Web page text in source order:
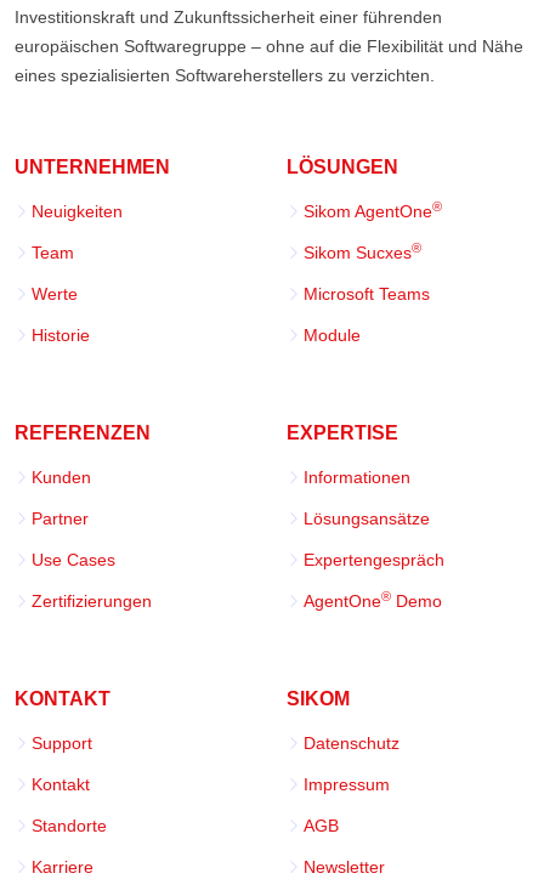
Investitionskraft und Zukunftssicherheit einer führenden
europäischen Softwaregruppe – ohne auf die Flexibilität und Nähe
eines spezialisierten Softwareherstellers zu verzichten.
UNTERNEHMEN
Neuigkeiten
Team
Werte
Historie
LÖSUNGEN
Sikom AgentOne®
Sikom Sucxes®
Microsoft Teams
Module
REFERENZEN
Kunden
Partner
Use Cases
Zertifizierungen
EXPERTISE
Informationen
Lösungsansätze
Expertengespräch
AgentOne® Demo
KONTAKT
Support
Kontakt
Standorte
Karriere
SIKOM
Datenschutz
Impressum
AGB
Newsletter